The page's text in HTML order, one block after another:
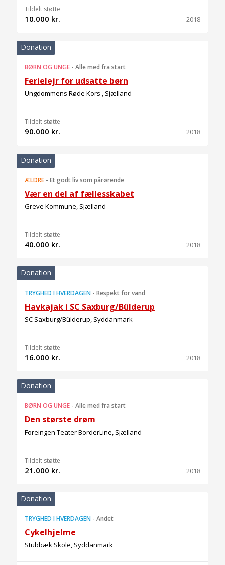
Tildelt støtte
10.000 kr. 2018
Donation
BØRN OG UNGE - Alle med fra start
Ferielejr for udsatte børn
Ungdommens Røde Kors , Sjælland
Tildelt støtte
90.000 kr. 2018
Donation
ÆLDRE - Et godt liv som pårørende
Vær en del af fællesskabet
Greve Kommune, Sjælland
Tildelt støtte
40.000 kr. 2018
Donation
TRYGHED I HVERDAGEN - Respekt for vand
Havkajak i SC Saxburg/Bülderup
SC Saxburg/Bülderup, Syddanmark
Tildelt støtte
16.000 kr. 2018
Donation
BØRN OG UNGE - Alle med fra start
Den største drøm
Foreingen Teater BorderLine, Sjælland
Tildelt støtte
21.000 kr. 2018
Donation
TRYGHED I HVERDAGEN - Andet
Cykelhjelme
Stubbæk Skole, Syddanmark